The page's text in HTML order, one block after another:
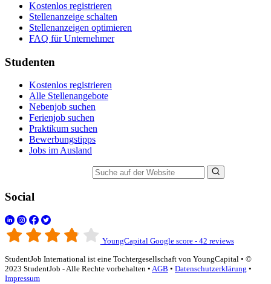
Kostenlos registrieren
Stellenanzeige schalten
Stellenanzeigen optimieren
FAQ für Unternehmer
Studenten
Kostenlos registrieren
Alle Stellenangebote
Nebenjob suchen
Ferienjob suchen
Praktikum suchen
Bewerbungstipps
Jobs im Ausland
Social
YoungCapital Google score - 42 reviews
StudentJob International ist eine Tochtergesellschaft von YoungCapital • ©
2023 StudentJob - Alle Rechte vorbehalten • AGB • Datenschutzerklärung •
Impressum